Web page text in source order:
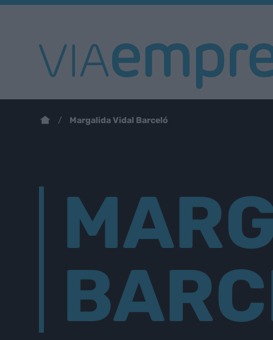
Margalida Vidal Barceló